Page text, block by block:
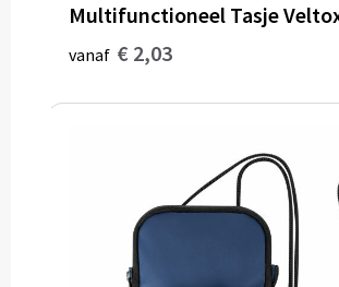
Multifunctioneel Tasje
vanaf € 2,03